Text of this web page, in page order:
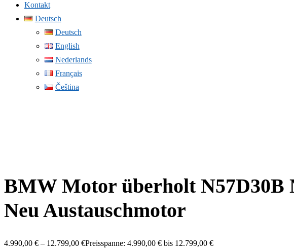
Kontakt
Deutsch
Deutsch
English
Nederlands
Français
Čeština
BMW Motor überholt N57D30B
Neu Austauschmotor
4.990,00 € – 12.799,00 €Preisspanne: 4.990,00 € bis 12.799,00 €